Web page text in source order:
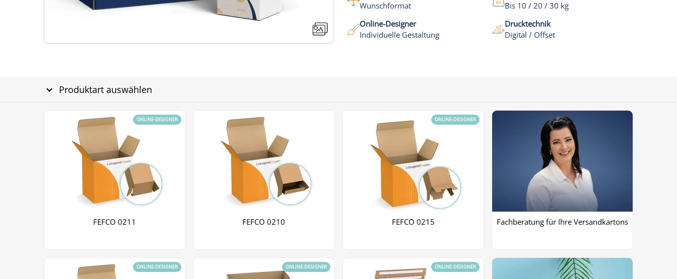
Wunschformat
Bis 10 / 20 / 30 kg
Online-Designer
Individuelle Gestaltung
Drucktechnik
Digital / Offset
Produktart auswählen
FEFCO 0211
ONLINE-DESIGNER
FEFCO 0210 FEFCO 0215
ONLINE-DESIGNER
Fachberatung für Ihre Versandkartons
ONLINE-DESIGNER ONLINE-DESIGNER ONLINE-DESIGNER